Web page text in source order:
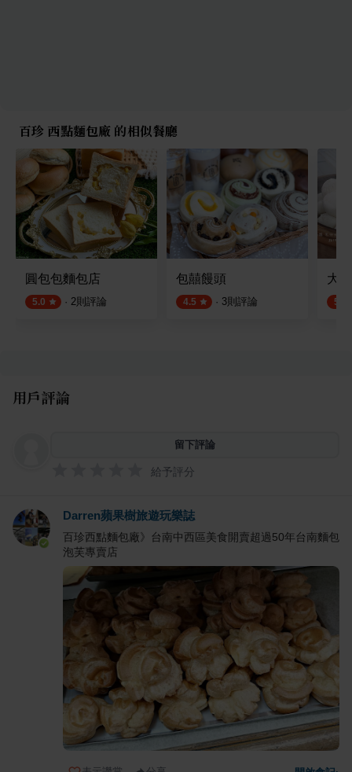
百珍 西點麵包廠 的相似餐廳
圓包包麵包店
5.0 · 2則評論
包囍饅頭
4.5 · 3則評論
大
5.0
用戶評論
留下評論
給予評分
Darren蘋果樹旅遊玩樂誌
百珍西點麵包廠》台南中西區美食開賣超過50年台南麵包
泡芙專賣店